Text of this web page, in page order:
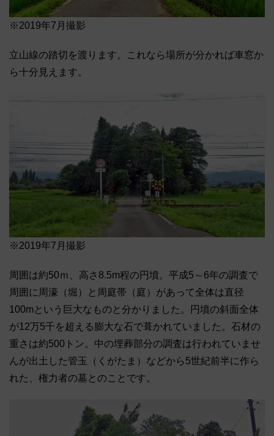
※2019年7月撮影
立山線の踏切を渡ります。これなら場所が分かれば車窓か
ら十分見えます。
※2019年7月撮影
周囲は約50ｍ、高さ8.5m程の円墳。平成5～6年の調査で
周囲に周濠（堀）と周庭帯（庭）があって全体は直径
100mという巨大なものと分かりました。円墳の斜面全体
が12万5千を超える膨大な石で葺かれていました。石材の
重さは約500トン。中の埋葬部分の調査は行われていませ
んが出土した管玉（くがたま）などから5世紀前半に作ら
れた、権力者の墓とのことです。